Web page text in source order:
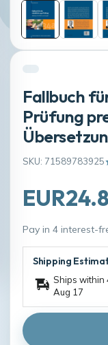
Fallbuch
Prüfung
SKU: 71589783925
Pay in 4 interest-
Shipping
Ships within
Aug 17